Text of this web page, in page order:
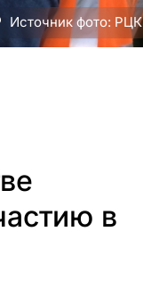
Источник фото: РЦК
в